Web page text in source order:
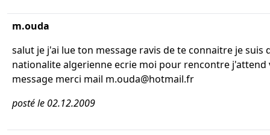
m.ouda
salut je j'ai lue ton message ravis de te connaitre je suis
nationalite algerienne ecrie moi pour rencontre j'attend
message merci mail m.ouda@hotmail.fr
posté le 02.12.2009